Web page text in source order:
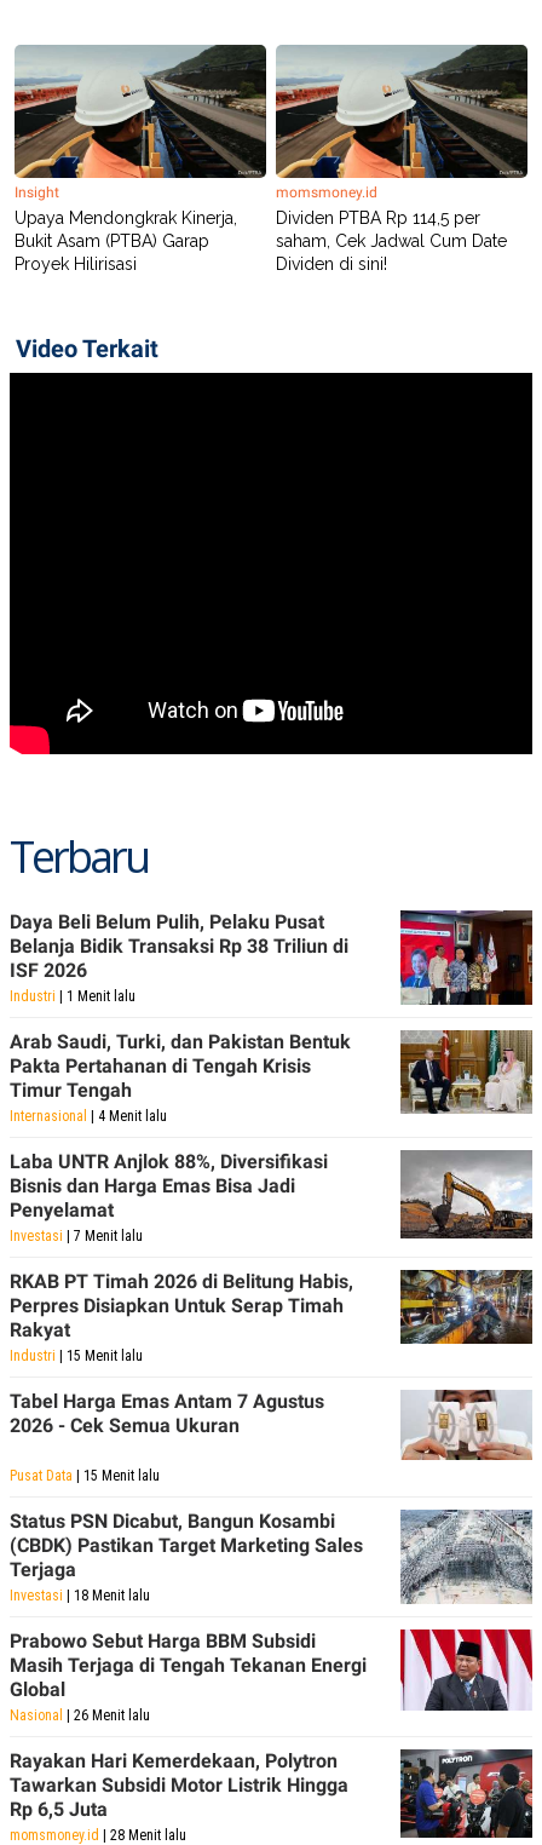
Insight
Upaya Mendongkrak Kinerja,
Bukit Asam (PTBA) Garap
Proyek Hilirisasi
momsmoney.id
Dividen PTBA Rp 114,5 per
saham, Cek Jadwal Cum Date
Dividen di sini!
Video Terkait
Terbaru
Daya Beli Belum Pulih, Pelaku Pusat
Belanja Bidik Transaksi Rp 38 Triliun di
ISF 2026
Industri | 1 Menit lalu
Arab Saudi, Turki, dan Pakistan Bentuk
Pakta Pertahanan di Tengah Krisis
Timur Tengah
Internasional | 4 Menit lalu
Laba UNTR Anjlok 88%, Diversifikasi
Bisnis dan Harga Emas Bisa Jadi
Penyelamat
Investasi | 7 Menit lalu
RKAB PT Timah 2026 di Belitung Habis,
Perpres Disiapkan Untuk Serap Timah
Rakyat
Industri | 15 Menit lalu
Tabel Harga Emas Antam 7 Agustus
2026 - Cek Semua Ukuran
Pusat Data | 15 Menit lalu
Status PSN Dicabut, Bangun Kosambi
(CBDK) Pastikan Target Marketing Sales
Terjaga
Investasi | 18 Menit lalu
Prabowo Sebut Harga BBM Subsidi
Masih Terjaga di Tengah Tekanan Energi
Global
Nasional | 26 Menit lalu
Rayakan Hari Kemerdekaan, Polytron
Tawarkan Subsidi Motor Listrik Hingga
Rp 6,5 Juta
momsmoney.id | 28 Menit lalu